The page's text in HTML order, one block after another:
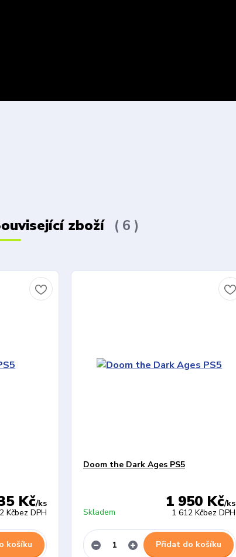
zboží 6
Kč/ks
Kčbez DPH
košíku
Doom the Dark Ages PS5
1 950 Kč/ks
1 612 Kčbez DPH
Skladem
Přidat do košíku